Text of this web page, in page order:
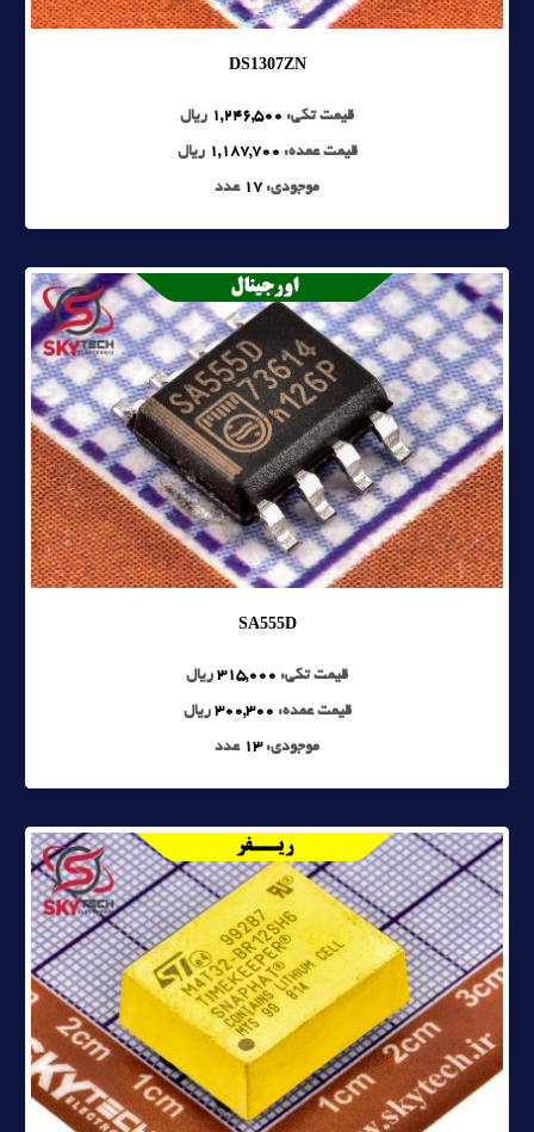
DS1307ZN
قیمت تکی: 1,246,500 ریال
قیمت عمده: 1,187,700 ریال
موجودی: 17 عدد
SA555D
قیمت تکی: 315,000 ریال
قیمت عمده: 300,300 ریال
موجودی:13 عدد